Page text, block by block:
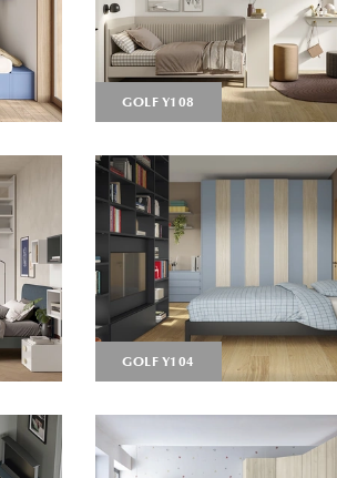
GOLF Y108
GOLF Y104